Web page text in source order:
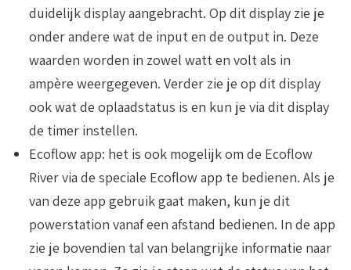
duidelijk display aangebracht. Op dit display zie je
onder andere wat de input en de output in. Deze
waarden worden in zowel watt en volt als in
ampère weergegeven. Verder zie je op dit display
ook wat de oplaadstatus is en kun je via dit display
de timer instellen.
Ecoflow app: het is ook mogelijk om de Ecoflow
River via de speciale Ecoflow app te bedienen. Als je
van deze app gebruik gaat maken, kun je dit
powerstation vanaf een afstand bedienen. In de app
zie je bovendien tal van belangrijke informatie naar